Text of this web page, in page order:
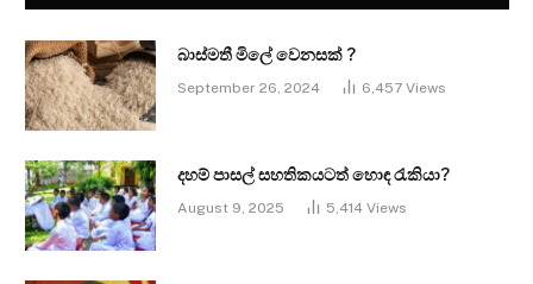
බාස්මතී මිලේ වෙනසක් ?
September 26, 2024 6,457 Views
දහම් පාසල් සහතිකයටත් හොඳ රැකියා?
August 9, 2025 5,414 Views